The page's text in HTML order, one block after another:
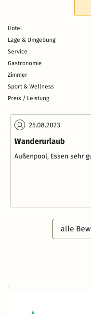
Hotel
Lage & Umgebung
Service
Gastronomie
Zimmer
Sport & Wellness
Preis / Leistung
25.08.2023
Wanderurlaub
Außenpool, Essen sehr
alle